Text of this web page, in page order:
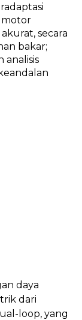
motor
secara
bakar;
daya
dari
loop, yang